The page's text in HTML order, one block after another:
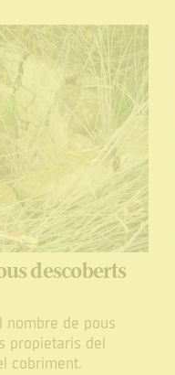
descoberts
nombre de pous
propietaris del
cobriment.